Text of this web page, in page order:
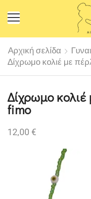
Αρχική σελίδα
Δίχρωμο κολιέ με
Δίχρωμο
fimo
12,00 €